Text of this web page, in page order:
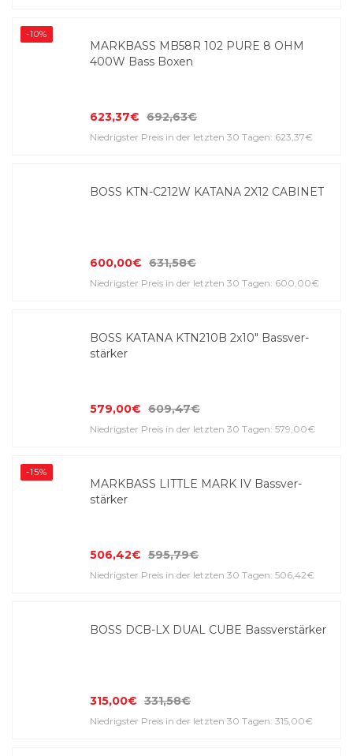
-10%
MARKBASS MB58R 102 PURE 8 OHM
400W Bass Boxen
623,37€ 692,63€
Niedrigster Preis in der letzten 30 Tagen: 623,37€
BOSS KTN-C212W KATANA 2X12 CABINET
600,00€ 631,58€
Niedrigster Preis in der letzten 30 Tagen: 600,00€
BOSS KATANA KTN210B 2x10" Bass­ver­
stärker
579,00€ 609,47€
Niedrigster Preis in der letzten 30 Tagen: 579,00€
-15%
MARKBASS LITTLE MARK IV Bass­ver­
stärker
506,42€ 595,79€
Niedrigster Preis in der letzten 30 Tagen: 506,42€
BOSS DCB-LX DUAL CUBE Bass­ver­stärker
315,00€ 331,58€
Niedrigster Preis in der letzten 30 Tagen: 315,00€